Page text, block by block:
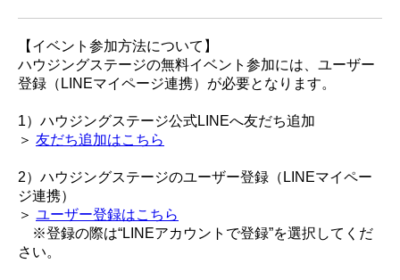
【イベント参加方法について】
ハウジングステージの無料イベント参加には、ユーザー
登録（LINEマイページ連携）が必要となります。
1）ハウジングステージ公式LINEへ友だち追加
＞ 友だち追加はこちら
2）ハウジングステージのユーザー登録（LINEマイペー
ジ連携）
＞ ユーザー登録はこちら
※登録の際は“LINEアカウントで登録”を選択してくだ
さい。